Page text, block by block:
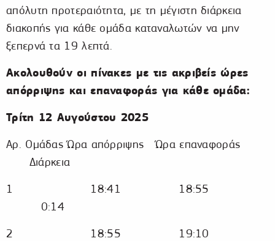
απόλυτη προτεραιότητα, με τη μέγιστη διάρκεια
διακοπής για κάθε ομάδα καταναλωτών να μην
ξεπερνά τα 19 λεπτά.
Ακολουθούν οι πίνακες με τις ακριβείς ώρες
απόρριψης και επαναφοράς για κάθε ομάδα:
Τρίτη 12 Αυγούστου 2025
Αρ. Ομάδας Ώρα απόρριψης Ώρα επαναφοράς
Διάρκεια
1 18:41 18:55
0:14
2 18:55 19:10